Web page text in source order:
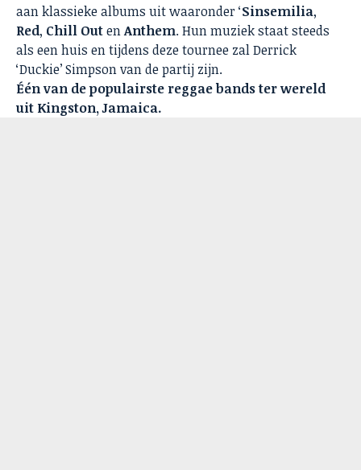
aan klassieke albums uit waaronder ‘Sinsemilia,
Red, Chill OutenAnthem. Hun muziek staat steeds
als een huis en tijdens deze tournee zal Derrick
‘Duckie’ Simpson van de partij zijn.
Één van de populairste reggae bands ter wereld
uit Kingston, Jamaica.